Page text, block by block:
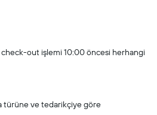
check-out işlemi 10:00 öncesi herhangi
türüne ve tedarikçiye göre